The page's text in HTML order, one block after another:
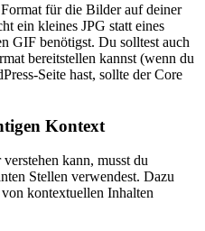
für die Bilder auf deiner
ein kleines JPG statt eines
GIF benötigst. Du solltest auch
bereitstellen kannst (wenn du
Seite hast, sollte der Core
Kontext
kann, musst du
Stellen verwendest. Dazu
kontextuellen Inhalten